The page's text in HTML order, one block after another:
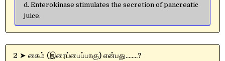
d. Enterokinase stimulates the secretion of pancreatic
juice.
2 ➤ கைம் (இரைப்பைப்பாகு) என்பது........?